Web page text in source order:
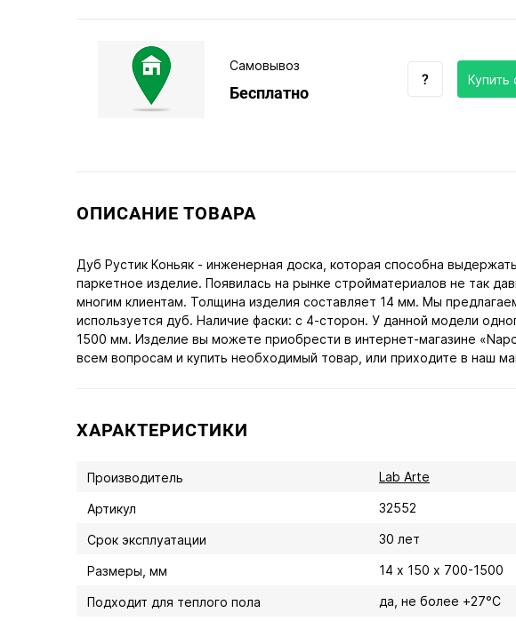
Самовывоз
Бесплатно
Купить
ОПИСАНИЕ ТОВАРА
Дуб Рустик Коньяк - инженерная доска, которая способна
паркетное изделие. Появилась на рынке стройматериалов не так
многим клиентам. Толщина изделия составляет 14 мм. Мы
используется дуб. Наличие фаски: с 4-сторон. У данной модели
1500 мм. Изделие вы можете приобрести в интернет-магазине
всем вопросам и купить необходимый товар, или приходите в наш
ХАРАКТЕРИСТИКИ
Производитель Lab Arte
Артикул 32552
Срок эксплуатации 30 лет
Размеры, мм 14 х 150 х 700-1500
Подходит для теплого пола да, не более +27°C